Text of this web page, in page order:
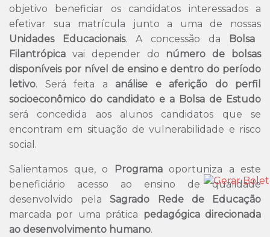
objetivo beneficiar os candidatos interessados a
efetivar sua matrícula junto a uma de nossas
Unidades Educacionais. A concessão da
Bolsa
Filantrópica vai depender do número de bolsas
disponíveis por nível de ensino e dentro do período
letivo. Será feita a análise e aferição do perfil
socioeconômico do candidato e a Bolsa de Estudo
será concedida aos alunos candidatos que se
encontram em situação de vulnerabilidade e risco
social.
Salientamos que, o Programa oportuniza a este
beneficiário acesso ao ensino de qualidade
desenvolvido pelaSagrado Rede de Educação
marcada por uma prática pedagógica direcionada
ao desenvolvimento humano.